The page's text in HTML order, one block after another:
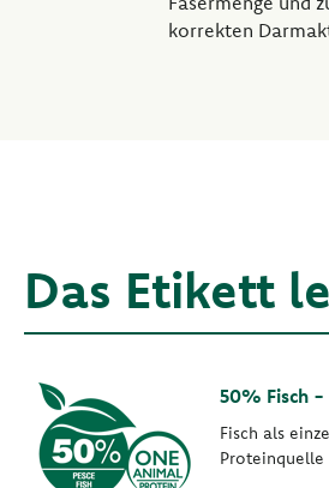
korrekten
Das Etikett
50% Fisch
Fisch als
Proteinquelle